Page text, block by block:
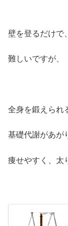
壁を登るだけで
難しいですが、
全身を鍛えられ
基礎代謝があが
痩せやすく、太